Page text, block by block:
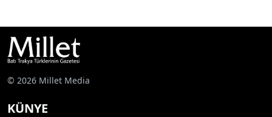
© 2026 Millet Media
KÜNYE